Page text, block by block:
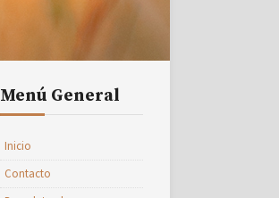
Menú General
Inicio
Contacto